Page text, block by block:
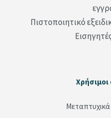
Πιστοποιητικό
Παράλειψη Χρήσιμοι σύνδεσμοι